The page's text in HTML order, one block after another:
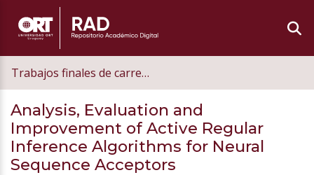
Trabajos finales de carrera de grado
Analysis, Evaluation and
Improvement of Active Regular
Inference Algorithms for Neural
Sequence Acceptors